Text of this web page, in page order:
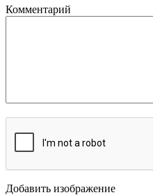
Комментарий
Добавить изображение